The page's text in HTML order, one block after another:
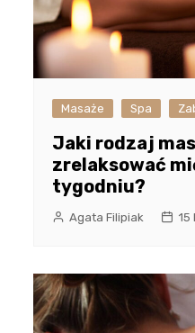
Masaże Spa
Jaki rodzaj
zrelaksować
tygodniu?
Agata Filipiak 15